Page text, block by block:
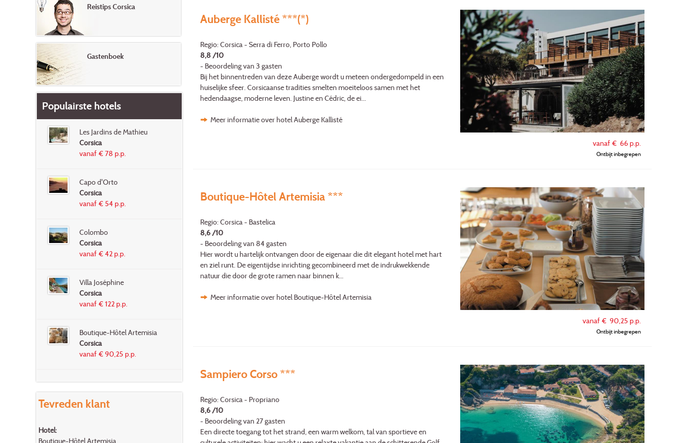
vanaf € 66p.p.
Ontbijt inbegrepen
Auberge Kallisté ***(*)
Regio: Corsica - Serra di Ferro, Porto Pollo
8,8 /10
- Beoordeling van 3 gasten
Bij het binnentreden van deze Auberge wordt u meteen ondergedompeld in een
huiselijke sfeer. Corsicaanse tradities smelten moeiteloos samen met het
hedendaagse, moderne leven. Justine en Cédric, de ei...
Meer informatie over hotel Auberge Kallisté
vanaf € 90,25 p.p.
Ontbijt inbegrepen
Boutique-Hôtel Artemisia ***
Regio: Corsica - Bastelica
8,6 /10
- Beoordeling van 84 gasten
Hier wordt u hartelijk ontvangen door de eigenaar die dit elegant hotel met hart
en ziel runt. De eigentijdse inrichting gecombineerd met de indrukwekkende
natuur die door de grote ramen naar binnen k...
Meer informatie over hotel Boutique-Hôtel Artemisia
Sampiero Corso ***
Regio: Corsica - Propriano
8,6 /10
- Beoordeling van 27 gasten
Een directe toegang tot het strand, een warm welkom, tal van sportieve en
Reistips Corsica
Gastenboek
Populairste hotels
Les Jardins de Mathieu
Corsica
vanaf € 78 p.p.
Capo d'Orto
Corsica
vanaf € 54 p.p.
Colombo
Corsica
vanaf € 42 p.p.
Villa Joséphine
Corsica
vanaf € 122 p.p.
Boutique-Hôtel Artemisia
Corsica
vanaf € 90,25 p.p.
Tevreden klant
Hotel:
Boutique-Hôtel Artemisia